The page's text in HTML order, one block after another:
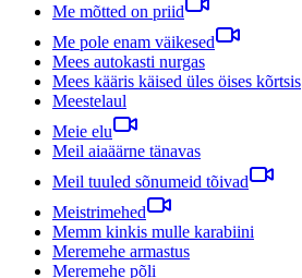
Me mõtted on priid
Me pole enam väikesed
Mees autokasti nurgas
Mees kääris käised üles öises kõrtsis
Meestelaul
Meie elu
Meil aiaäärne tänavas
Meil tuuled sõnumeid tõivad
Meistrimehed
Memm kinkis mulle karabiini
Meremehe armastus
Meremehe põli